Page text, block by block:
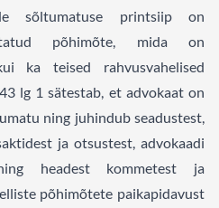
sõltumatuse printsiip on
põhimõte, mida on
ka teised rahvusvahelised
lg 1 sätestab, et advokaat on
ning juhindub seadustest,
ja otsustest, advokaadi
headest kommetest ja
põhimõtete paikapidavust